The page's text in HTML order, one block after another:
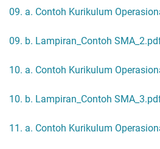
09. a. Contoh Kurikulum
09. b. Lampiran_Contoh
10. a. Contoh Kurikulum
10. b. Lampiran_Contoh
11. a. Contoh Kurikulum